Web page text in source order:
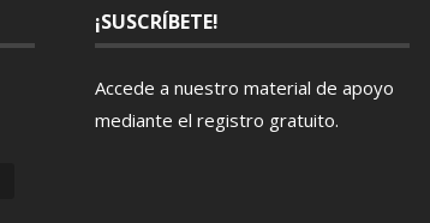
¡SUSCRÍBETE!
Accede a nuestro material de apoyo
mediante el registro gratuito.